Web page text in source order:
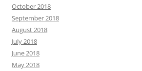
October 2018
September 2018
August 2018
July 2018
June 2018
May 2018